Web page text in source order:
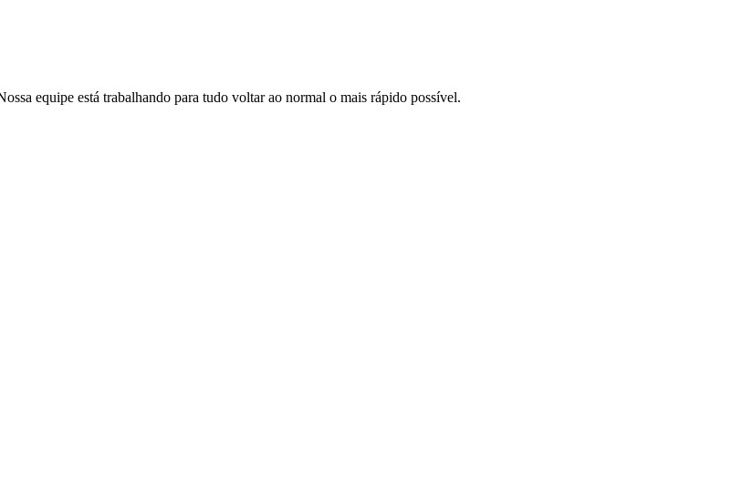
equipe está trabalhando para tudo voltar ao normal o mais rápido possível.